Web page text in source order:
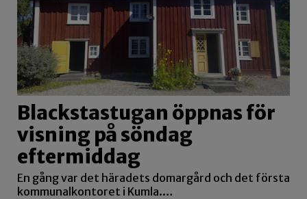
Blackstastugan öppnas för
visning på söndag
eftermiddag
En gång var det häradets domargård och det första
kommunalkontoret i Kumla.…